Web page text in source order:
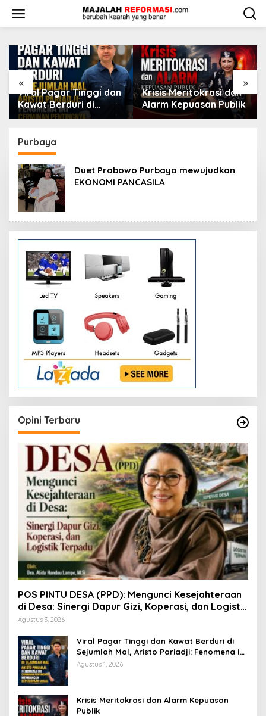
w
« »
Viral Pagar Tinggi dan
Kawat Berduri di
Sejumlah Mal, Aristo
Cerminan Pentingnya
Membangun
Kepercayaan Sosial
​Krisis Meritokrasi dan
Alarm Kepuasan Publik
Purbaya
Duet Prabowo Purbaya mewujudkan
EKONOMI PANCASILA
Opini Terbaru
POS PINTU DESA (PPD): Mengunci Kesejahteraan
di Desa: Sinergi Dapur Gizi, Koperasi, dan Logistik
Terpadu
Agustus 3, 2026
Viral Pagar Tinggi dan Kawat Berduri di
Sejumlah Mal, Aristo Pariadji: Fenomena Ini
Cerminan Pentingnya Membangun
Agustus 1, 2026
​Krisis Meritokrasi dan Alarm Kepuasan
Publik